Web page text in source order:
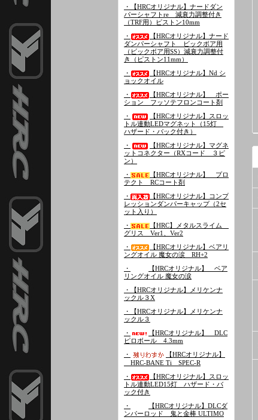
・【HRCオリジナル】ナードダン
パーシャフトre 減衰力調整付き
（TRF用）ピストン10mm
・
【HRCオリジナル】ナード
ダンパーシャフト ビックボア用
（ビックボア用SS）減衰力調整付
き（ピストン11mm）
・
【HRCオリジナル】Nd シ
ョックオイル
・
【HRCオリジナル】 ポー
ション フッソテフロンコート剤
・
【HRCオリジナル】スロッ
トル連動LEDマグネット（15灯
ハザード・バック付き）
・
【HRCオリジナル】マグネ
ットコネクター（RXコード ３ピ
ン）
・
【HRCオリジナル】 プロ
テクト RCコート剤
・
【HRCオリジナル】コンプ
レッションダンパーキャップ（2セ
ット入り）
・
【HRC】メタルスライム
グリス Ver1、Ver2
・
【HRCオリジナル】ベアリ
ングオイル 魔女の涙 RH+2
・
【HRCオリジナル】 ベア
リングオイル 魔女の涙
・【HRCオリジナル】メリケンナ
ックル３X
・【HRCオリジナル】メリケンナ
ックル３
・
【HRCオリジナル】 DLC
ピロボール 4.3mm
・
【HRCオリジナル】
HRC-BANE Ti SPEC-R
・
【HRCオリジナル】スロッ
トル連動LED15灯 ハザード・バ
ック付き
・
【HRCオリジナル】DLCダ
ンパーロッド 鬼と金棒 ULTIMO